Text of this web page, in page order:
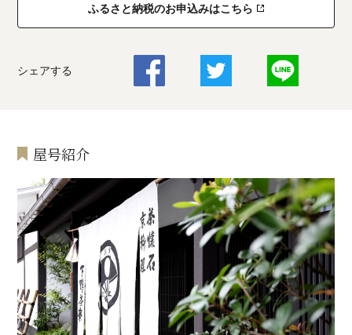
ふるさと納税のお申込みはこちら
シェアする
屋号紹介